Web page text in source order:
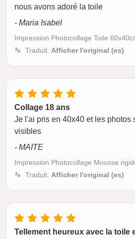
nous avons adoré la toile
- Maria Isabel
Impression Photocollage Toile
Traduit: Afficher l'original (es)
Collage 18 ans
Je l'ai pris en 40x40 et les photos
visibles
- MAITE
Impression Photocollage Mousse
Traduit: Afficher l'original (es)
Tellement heureux avec la toile